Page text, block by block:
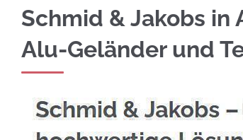
Überzeugen Sie sich von
Schmid & Jakobs in
Alu-Geländer und